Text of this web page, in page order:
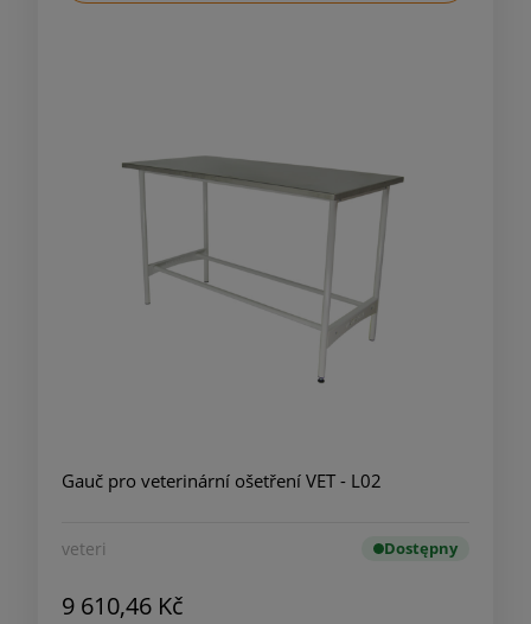
Gauč pro veterinární ošetření VET - L02
veteri Dostępny
9 610,46 Kč